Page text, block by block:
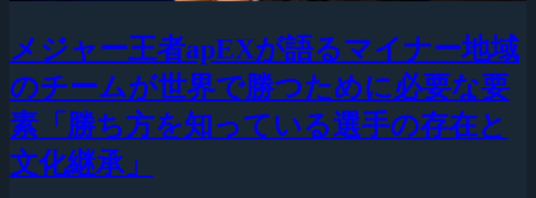
メジャー王者apEXが語るマイナー地域
のチームが世界で勝つために必要な要
素「勝ち方を知っている選手の存在と
文化継承」